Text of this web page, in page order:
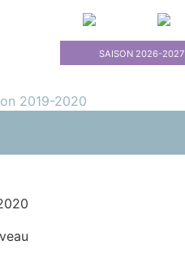
SAISON 2026-2027
2019-2020